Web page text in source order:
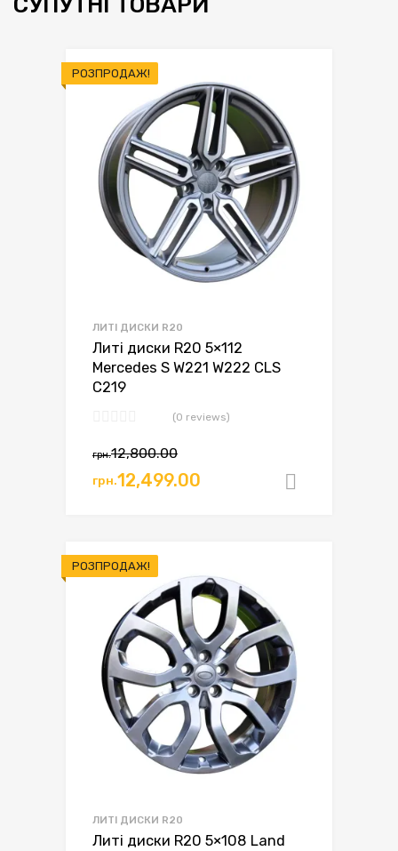
РОЗПРОДАЖ!
ЛИТІ ДИСКИ R20
Литі диски R20 5×112
Mercedes S W221 W222 CLS
C219
(0 reviews)
грн.12,800.00
грн.12,499.00
РОЗПРОДАЖ!
ЛИТІ ДИСКИ R20
Литі диски R20 5×108 Land